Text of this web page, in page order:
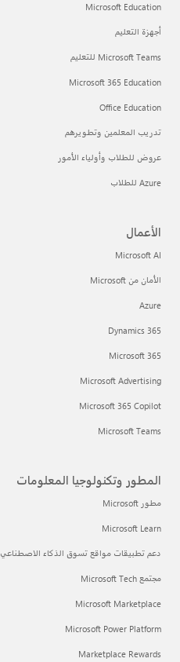
Microsoft Education
أجهزة التعليم
Microsoft Teams للتعليم
Microsoft 365 Education
Office Education
تدريب المعلمين وتطويرهم
عروض للطلاب وأولياء الأمور
Azure للطلاب
الأعمال
Microsoft AI
الأمان من Microsoft
Azure
Dynamics 365
Microsoft 365
Microsoft Advertising
Microsoft 365 Copilot
Microsoft Teams
المطور وتكنولوجيا المعلومات
مطور Microsoft
Microsoft Learn
دعم تطبيقات مواقع تسوق الذكاء الاصطناعي
مجتمع Microsoft Tech
Microsoft Marketplace
Microsoft Power Platform
Marketplace Rewards